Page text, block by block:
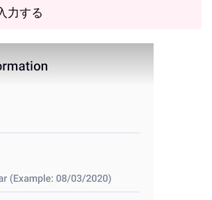
力する